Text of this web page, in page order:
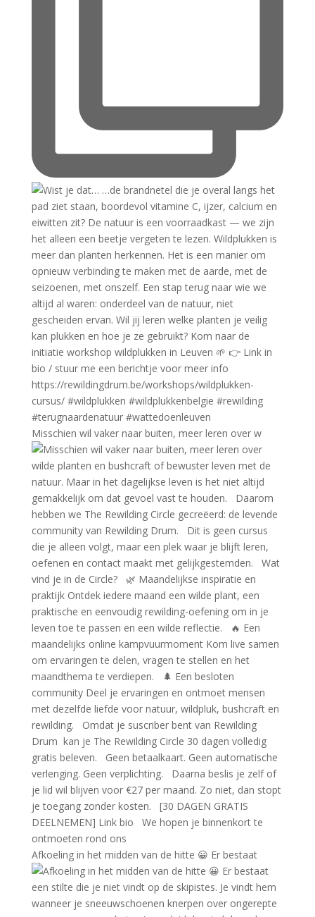
Misschien wil vaker naar buiten, meer leren over w
Afkoeling in het midden van de hitte 😀 Er bestaat